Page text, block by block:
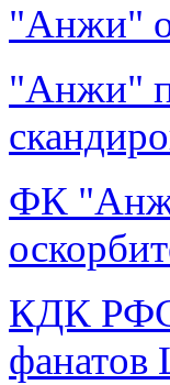
"Анжи"
"Анжи"
ФК
КДК РФС